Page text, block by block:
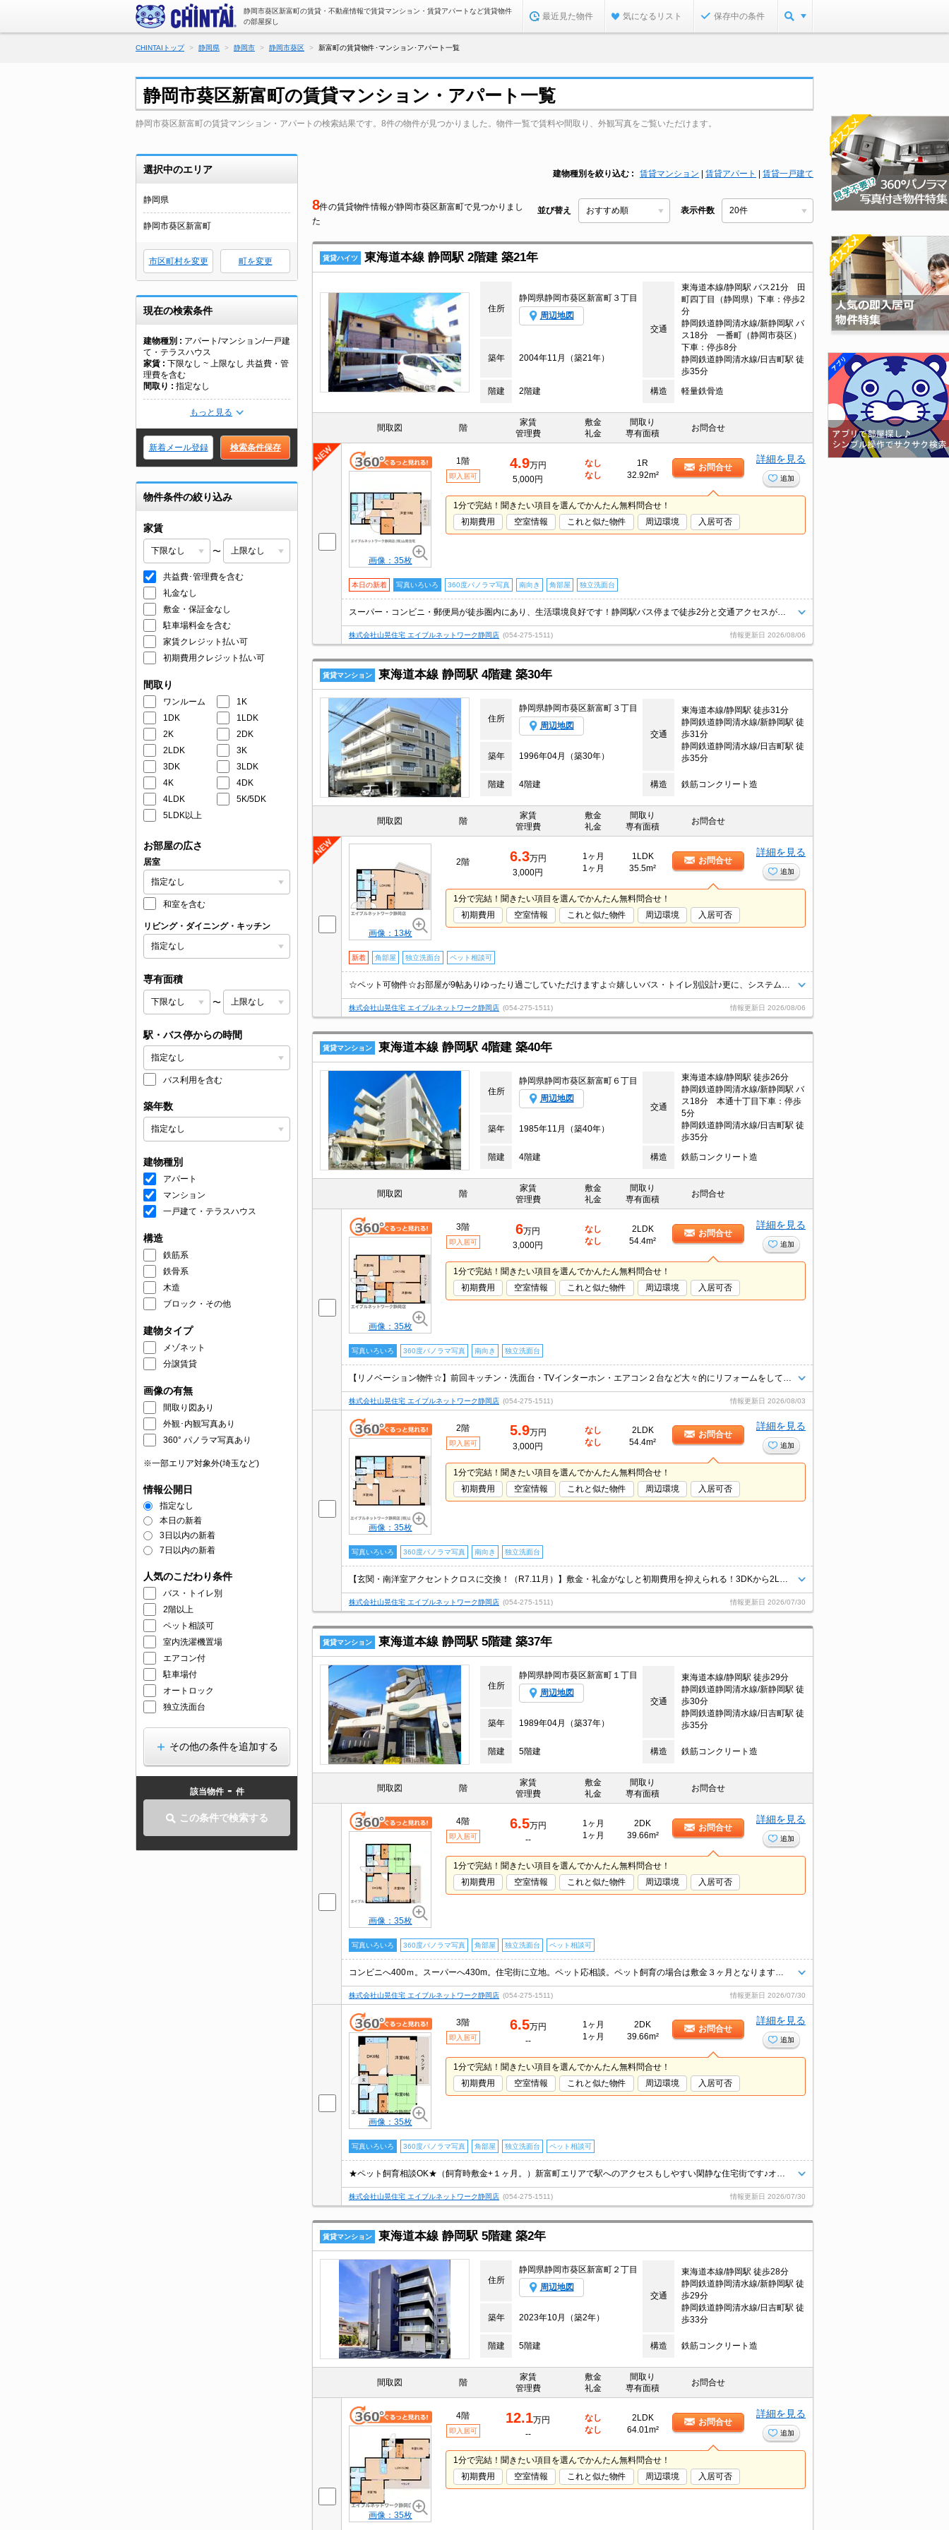
静岡市葵区新富町の賃貸・不動産情報で賃貸マンション・賃貸アパートなど賃貸物件
の部屋探し
最近見た物件 気になるリスト 保存中の条件
CHINTAIトップ 静岡県 静岡市 静岡市葵区 新富町の賃貸物件･マンション･アパート一覧
静岡市葵区新富町の賃貸マンション・アパート一覧
静岡市葵区新富町の賃貸マンション・アパートの検索結果です。8件の物件が見つかりました。物件一覧で賃料や間取り、外観写真をご覧いただけます。
選択中のエリア
静岡県
静岡市葵区新富町
市区町村を変更 町を変更
現在の検索条件
建物種別
アパート/マンション/一戸建
て・テラスハウス
家賃
下限なし ~ 上限なし 共益費・管
理費を含む
間取り
指定なし
もっと見る
新着メール登録 検索条件保存
物件条件の絞り込み
家賃
〜
共益費･管理費を含む
礼金なし
敷金・保証金なし
駐車場料金を含む
家賃クレジット払い可
初期費用クレジット払い可
間取り
ワンルーム
1K
1DK
1LDK
2K
2DK
2LDK
3K
3DK
3LDK
4K
4DK
4LDK
5K/5DK
5LDK以上
お部屋の広さ
居室
和室を含む
リビング・ダイニング・キッチン
専有面積
〜
駅・バス停からの時間
バス利用を含む
築年数
建物種別
アパート
マンション
一戸建て・テラスハウス
構造
鉄筋系
鉄骨系
木造
ブロック・その他
建物タイプ
メゾネット
分譲賃貸
画像の有無
間取り図あり
外観･内観写真あり
360° パノラマ写真あり
※一部エリア対象外(埼玉など)
情報公開日
指定なし
本日の新着
3日以内の新着
7日以内の新着
人気のこだわり条件
バス・トイレ別
2階以上
ペット相談可
室内洗濯機置場
エアコン付
駐車場付
オートロック
独立洗面台
その他の条件を追加する
該当物件 - 件
この条件で検索する
建物種別を絞り込む 賃貸マンション 賃貸アパート 賃貸一戸建て
8件の賃貸物件情報が静岡市葵区新富町で見つかりまし
た
並び替え 表示件数
賃貸ハイツ 東海道本線 静岡駅 2階建 築21年
住所
静岡県静岡市葵区新富町３丁目
周辺地図
交通
東海道本線/静岡駅 バス21分 田
町四丁目（静岡県）下車：停歩2
分
静岡鉄道静岡清水線/新静岡駅 バ
ス18分 一番町（静岡市葵区）
下車：停歩8分
静岡鉄道静岡清水線/日吉町駅 徒
歩35分
築年 2004年11月（築21年）
階建 2階建 構造 軽量鉄骨造
間取図 階
家賃
管理費
敷金
礼金
間取り
専有面積
お問合せ
画像：35枚
1階
即入居可
4.9万円
5,000円
なし
なし
1R
32.92m²
お問合せ
詳細を見る
追加
1分で完結！聞きたい項目を選んでかんたん無料問合せ！
初期費用
空室情報 これと似た物件 周辺環境 入居可否
本日の新着 写真いろいろ 360度パノラマ写真 南向き 角部屋 独立洗面台
株式会社山晃住宅 エイブルネットワーク静岡店 (054-275-1511) 情報更新日 2026/08/06
賃貸マンション 東海道本線 静岡駅 4階建 築30年
住所
静岡県静岡市葵区新富町３丁目
周辺地図
交通
東海道本線/静岡駅 徒歩31分
静岡鉄道静岡清水線/新静岡駅 徒
歩31分
静岡鉄道静岡清水線/日吉町駅 徒
歩35分
築年 1996年04月（築30年）
階建 4階建 構造 鉄筋コンクリート造
間取図 階
家賃
管理費
敷金
礼金
間取り
専有面積
お問合せ
画像：13枚
2階 6.3万円
3,000円
1ヶ月
1ヶ月
1LDK
35.5m²
お問合せ
詳細を見る
追加
1分で完結！聞きたい項目を選んでかんたん無料問合せ！
初期費用
空室情報 これと似た物件 周辺環境 入居可否
新着 角部屋 独立洗面台 ペット相談可
株式会社山晃住宅 エイブルネットワーク静岡店 (054-275-1511) 情報更新日 2026/08/06
賃貸マンション 東海道本線 静岡駅 4階建 築40年
住所
静岡県静岡市葵区新富町６丁目
周辺地図
交通
東海道本線/静岡駅 徒歩26分
静岡鉄道静岡清水線/新静岡駅 バ
ス18分 本通十丁目下車：停歩
5分
静岡鉄道静岡清水線/日吉町駅 徒
歩35分
築年 1985年11月（築40年）
階建 4階建 構造 鉄筋コンクリート造
間取図 階
家賃
管理費
敷金
礼金
間取り
専有面積
お問合せ
画像：35枚
3階
即入居可
6万円
3,000円
なし
なし
2LDK
54.4m²
お問合せ
詳細を見る
追加
1分で完結！聞きたい項目を選んでかんたん無料問合せ！
初期費用
空室情報 これと似た物件 周辺環境 入居可否
写真いろいろ 360度パノラマ写真 南向き 独立洗面台
株式会社山晃住宅 エイブルネットワーク静岡店 (054-275-1511) 情報更新日 2026/08/03
画像：35枚
2階
即入居可
5.9万円
3,000円
なし
なし
2LDK
54.4m²
お問合せ
詳細を見る
追加
1分で完結！聞きたい項目を選んでかんたん無料問合せ！
初期費用
空室情報 これと似た物件 周辺環境 入居可否
写真いろいろ 360度パノラマ写真 南向き 独立洗面台
株式会社山晃住宅 エイブルネットワーク静岡店 (054-275-1511) 情報更新日 2026/07/30
賃貸マンション 東海道本線 静岡駅 5階建 築37年
住所
静岡県静岡市葵区新富町１丁目
周辺地図
交通
東海道本線/静岡駅 徒歩29分
静岡鉄道静岡清水線/新静岡駅 徒
歩30分
静岡鉄道静岡清水線/日吉町駅 徒
歩35分
築年 1989年04月（築37年）
階建 5階建 構造 鉄筋コンクリート造
間取図 階
家賃
管理費
敷金
礼金
間取り
専有面積
お問合せ
画像：35枚
4階
即入居可
6.5万円
--
1ヶ月
1ヶ月
2DK
39.66m²
お問合せ
詳細を見る
追加
1分で完結！聞きたい項目を選んでかんたん無料問合せ！
初期費用
空室情報 これと似た物件 周辺環境 入居可否
写真いろいろ 360度パノラマ写真 角部屋 独立洗面台 ペット相談可
株式会社山晃住宅 エイブルネットワーク静岡店 (054-275-1511) 情報更新日 2026/07/30
画像：35枚
3階
即入居可
6.5万円
--
1ヶ月
1ヶ月
2DK
39.66m²
お問合せ
詳細を見る
追加
1分で完結！聞きたい項目を選んでかんたん無料問合せ！
初期費用
空室情報 これと似た物件 周辺環境 入居可否
写真いろいろ 360度パノラマ写真 角部屋 独立洗面台 ペット相談可
株式会社山晃住宅 エイブルネットワーク静岡店 (054-275-1511) 情報更新日 2026/07/30
賃貸マンション 東海道本線 静岡駅 5階建 築2年
住所
静岡県静岡市葵区新富町２丁目
周辺地図
交通
東海道本線/静岡駅 徒歩28分
静岡鉄道静岡清水線/新静岡駅 徒
歩29分
静岡鉄道静岡清水線/日吉町駅 徒
歩33分
築年 2023年10月（築2年）
階建 5階建 構造 鉄筋コンクリート造
間取図 階
家賃
管理費
敷金
礼金
間取り
専有面積
お問合せ
画像：35枚
4階
即入居可
12.1万円
--
なし
なし
2LDK
64.01m²
お問合せ
詳細を見る
追加
1分で完結！聞きたい項目を選んでかんたん無料問合せ！
初期費用
空室情報 これと似た物件 周辺環境 入居可否